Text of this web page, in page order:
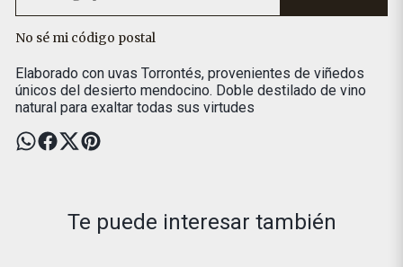
No sé mi código postal
Elaborado con uvas Torrontés, provenientes de viñedos
únicos del desierto mendocino. Doble destilado de vino
natural para exaltar todas sus virtudes
Te puede interesar también